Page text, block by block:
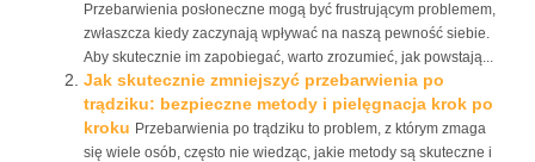
Przebarwienia posłoneczne mogą być frustrującym problemem,
zwłaszcza kiedy zaczynają wpływać na naszą pewność siebie.
Aby skutecznie im zapobiegać, warto zrozumieć, jak powstają...
Jak skutecznie zmniejszyć przebarwienia po
trądziku: bezpieczne metody i pielęgnacja krok po
kroku Przebarwienia po trądziku to problem, z którym zmaga
się wiele osób, często nie wiedząc, jakie metody są skuteczne i